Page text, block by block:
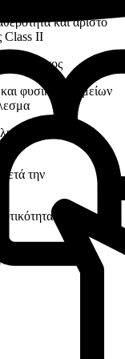
και άριστο
Class II
φυσικών σημείων
τοποθέτηση και
την
της κλινικής
και